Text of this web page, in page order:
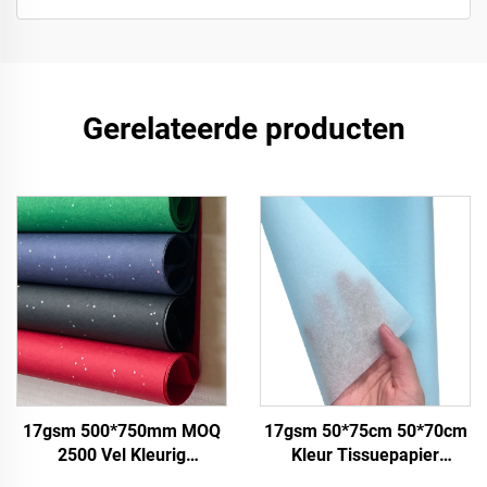
Gerelateerde producten
17gsm 500*750mm MOQ
2500 Vel Kleurig
17gsm 50*75cm 50*70cm
Kleur Tissuepapier